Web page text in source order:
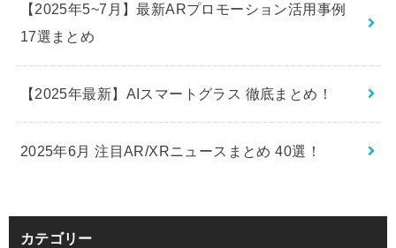
【2025年5~7月】最新ARプロモーション活用事例
17選まとめ
【2025年最新】AIスマートグラス 徹底まとめ！
2025年6月 注目AR/XRニュースまとめ 40選！
カテゴリー